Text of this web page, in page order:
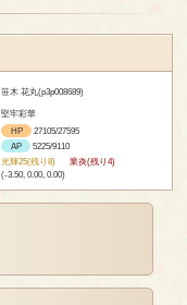
笹木 花丸(p3p008689)
堅牢彩華
HP
27105/27595
AP
5225/9110
光輝25(残り8)
業炎(残り4)
(-3.50, 0.00, 0.00)